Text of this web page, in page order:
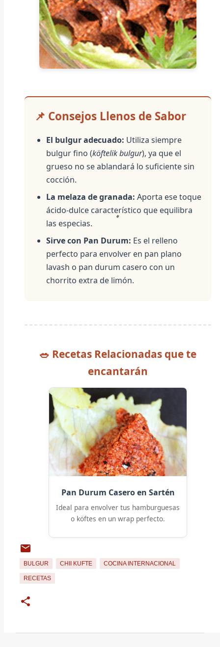
📌 Consejos Llenos de Sabor
El bulgur adecuado: Utiliza siempre
bulgur fino (köftelik bulgur), ya que el
grueso no se ablandará lo suficiente sin
cocción.
La melaza de granada: Aporta ese toque
ácido-dulce característico que equilibra
las especias.
Sirve con Pan Durum: Es el relleno
perfecto para envolver en pan plano
lavash o pan durum casero con un
chorrito extra de limón.
🥗 Recetas Relacionadas que te
encantarán
Pan Durum Casero en Sartén
Ideal para envolver tus hamburguesas
o köftes en un wrap perfecto.
BULGUR CHII KUFTE COCINA INTERNACIONAL
RECETAS